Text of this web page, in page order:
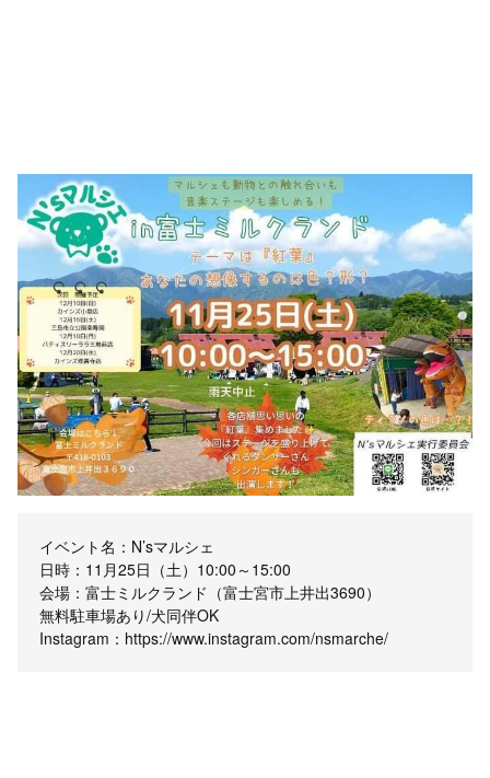
イベント名：N’sマルシェ
日時：11月25日（土）10:00～15:00
会場：富士ミルクランド（富士宮市上井出3690）
無料駐車場あり/犬同伴OK
Instagram：https://www.instagram.com/nsmarche/